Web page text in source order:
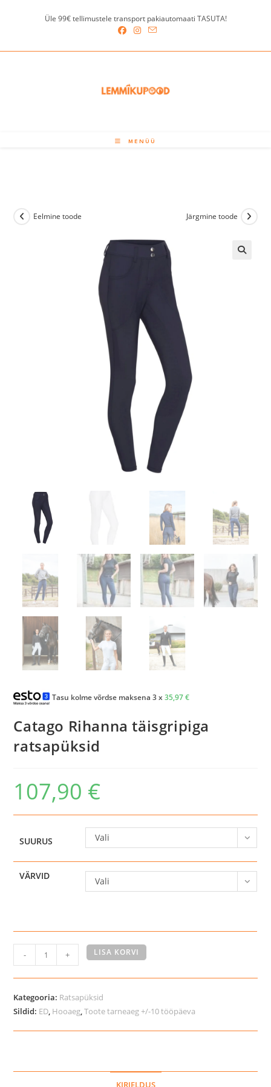
Üle 99€ tellimustele transport pakiautomaati TASUTA!
MENÜÜ
Eelmine toode Järgmine toode
Tasu kolme võrdse maksena 3 x35,97€
Catago Rihanna täisgripiga
ratsapüksid
107,90 €
SUURUS Vali
VÄRVID Vali
Rihanna
täisgripiga
ratsapüksid
kogus
- + LISA KORVI
Kategooria: Ratsapüksid
Sildid: ED, Hooaeg,Toote tarneaeg +/-10 tööpäeva